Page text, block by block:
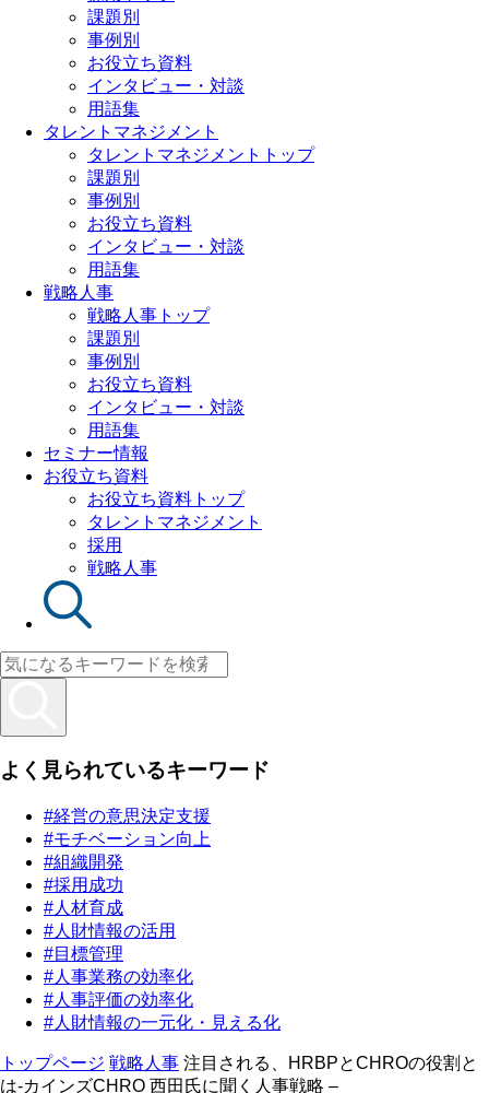
課題別
事例別
お役立ち資料
インタビュー・対談
用語集
タレントマネジメント
タレントマネジメントトップ
課題別
事例別
お役立ち資料
インタビュー・対談
用語集
戦略人事
戦略人事トップ
課題別
事例別
お役立ち資料
インタビュー・対談
用語集
セミナー情報
お役立ち資料
お役立ち資料トップ
タレントマネジメント
採用
戦略人事
よく見られているキーワード
#経営の意思決定支援
#モチベーション向上
#組織開発
#採用成功
#人材育成
#人財情報の活用
#目標管理
#人事業務の効率化
#人事評価の効率化
#人財情報の一元化・見える化
トップページ 戦略人事 注目される、HRBPとCHROの役割と
は-カインズCHRO 西田氏に聞く人事戦略 –